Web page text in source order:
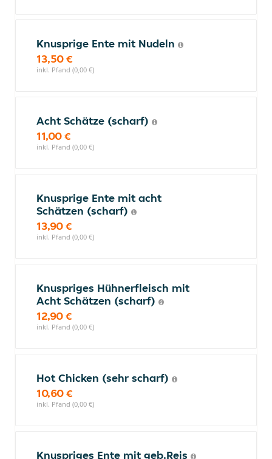
Knusprige Ente mit Nudeln
13,50 €
inkl. Pfand (0,00 €)
Acht Schätze (scharf)
11,00 €
inkl. Pfand (0,00 €)
Knusprige Ente mit acht
Schätzen (scharf)
13,90 €
inkl. Pfand (0,00 €)
Knuspriges Hühnerfleisch mit
Acht Schätzen (scharf)
12,90 €
inkl. Pfand (0,00 €)
Hot Chicken (sehr scharf)
10,60 €
inkl. Pfand (0,00 €)
Knuspriges Ente mit geb.Reis